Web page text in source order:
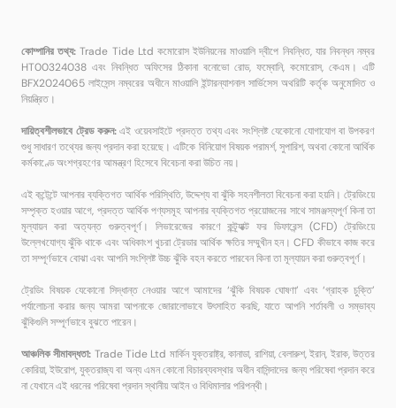
কোম্পানির তথ্য: Trade Tide Ltd কমোরোস ইউনিয়নের মাওয়ালি দ্বীপে নিবন্ধিত, যার নিবন্ধন নম্বর
HT00324038 এবং নিবন্ধিত অফিসের ঠিকানা বনোভো রোড, ফম্বোনি, কমোরোস, কেএম। এটি
BFX2024065 লাইসেন্স নম্বরের অধীনে মাওয়ালি ইন্টারন্যাশনাল সার্ভিসেস অথরিটি কর্তৃক অনুমোদিত ও
নিয়ন্ত্রিত।
দায়িত্বশীলভাবে ট্রেড করুন:এই ওয়েবসাইটে প্রদত্ত তথ্য এবং সংশ্লিষ্ট যেকোনো যোগাযোগ বা উপকরণ
শুধু সাধারণ তথ্যের জন্য প্রদান করা হয়েছে। এটিকে বিনিয়োগ বিষয়ক পরামর্শ, সুপারিশ, অথবা কোনো আর্থিক
কর্মকাণ্ডে অংশগ্রহণের আমন্ত্রণ হিসেবে বিবেচনা করা উচিত নয়।
এই কন্টেন্টে আপনার ব্যক্তিগত আর্থিক পরিস্থিতি, উদ্দেশ্য বা ঝুঁকি সহনশীলতা বিবেচনা করা হয়নি। ট্রেডিংয়ে
সম্পৃক্ত হওয়ার আগে, প্রদত্ত আর্থিক পণ্যসমূহ আপনার ব্যক্তিগত প্রয়োজনের সাথে সামঞ্জস্যপূর্ণ কিনা তা
মূল্যায়ন করা অত্যন্ত গুরুত্বপূর্ণ। লিভারেজের কারণে কন্ট্র্যাক্ট ফর ডিফারেন্স (CFD) ট্রেডিংয়ে
উল্লেখযোগ্য ঝুঁকি থাকে এবং অধিকাংশ খুচরা ট্রেডার আর্থিক ক্ষতির সম্মুখীন হন। CFD কীভাবে কাজ করে
তা সম্পূর্ণভাবে বোঝা এবং আপনি সংশ্লিষ্ট উচ্চ ঝুঁকি বহন করতে পারবেন কিনা তা মূল্যায়ন করা গুরুত্বপূর্ণ।
ট্রেডিং বিষয়ক যেকোনো সিদ্ধান্ত নেওয়ার আগে আমাদের ‘ঝুঁকি বিষয়ক ঘোষণা’ এবং ‘গ্রাহক চুক্তি’
পর্যালোচনা করার জন্য আমরা আপনাকে জোরালোভাবে উৎসাহিত করছি, যাতে আপনি শর্তাবলী ও সম্ভাব্য
ঝুঁকিগুলি সম্পূর্ণভাবে বুঝতে পারেন।
আঞ্চলিক সীমাবদ্ধতা: Trade Tide Ltd মার্কিন যুক্তরাষ্ট্র, কানাডা, রাশিয়া, বেলারুশ, ইরান, ইরাক, উত্তর
কোরিয়া, ইউরোপ, যুক্তরাজ্য বা অন্য এমন কোনো বিচারব্যবস্থার অধীন বাসিন্দাদের জন্য পরিষেবা প্রদান করে
না যেখানে এই ধরনের পরিষেবা প্রদান স্থানীয় আইন ও বিধিমালার পরিপন্থী।